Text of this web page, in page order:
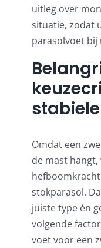
uitleg over
situatie, zodat
parasolvoet bij
Omdat een
de mast
stokparasol.
juiste type én
volgende
voet voor een